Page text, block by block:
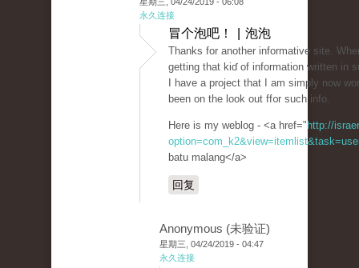
永久连接
冒个泡吧！ | 泡泡
Thаnks fоr another informatiᴠe site.
getting that kiɗ of information written in
I have a project that I am simply now
been on the look out ff᧐r such info.
Here is my weblog - <a href=" http://
batu malang</a>
回复
Anonymous (未验证)
星期三, 04/24/2019 - 04:47
永久连接